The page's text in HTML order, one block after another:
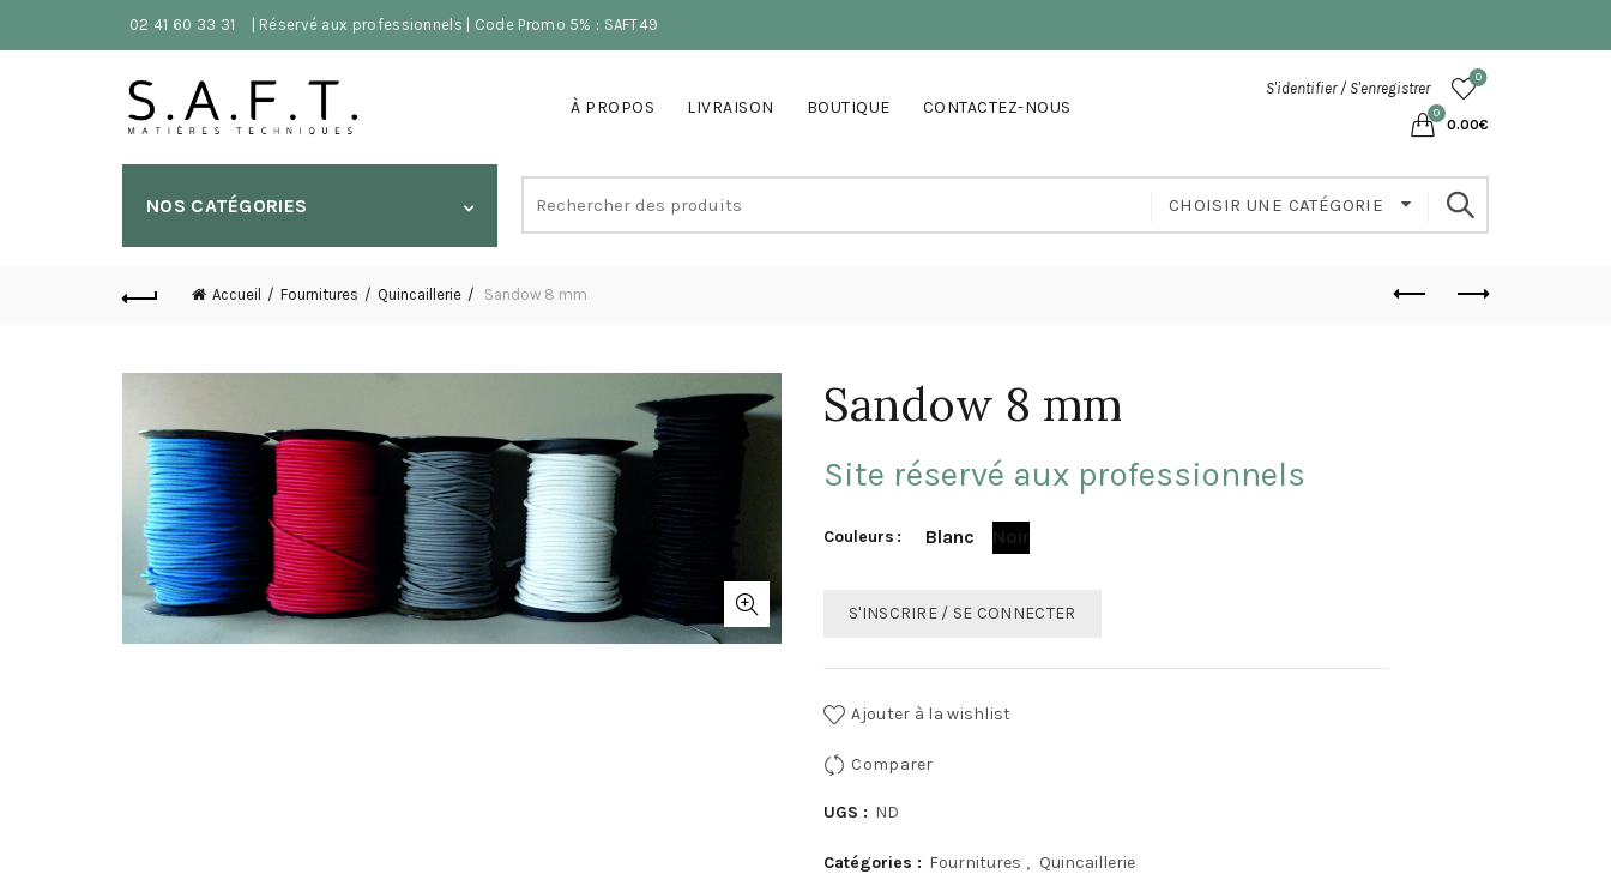
02 41 60 33 31 | Réservé aux professionnels | Code Promo 5% : SAFT49
À PROPOS LIVRAISON BOUTIQUE CONTACTEZ-NOUS
S'identifier / S'enregistrer
0
0
0.00€
NOS CATÉGORIES
for:
CHOISIR UNE CATÉGORIE
Accueil Fournitures Quincaillerie Sandow 8 mm
Sandow 8 mm
Site réservé aux professionnels
Couleurs Blanc Noir
S'INSCRIRE / SE CONNECTER
Ajouter à la wishlist
Comparer
UGS : ND
Catégories : Fournitures , Quincaillerie